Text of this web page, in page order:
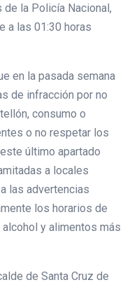
la Policía Nacional,
a las 01:30 horas
en la pasada semana
de infracción por no
consumo o
o no respetar los
último apartado
a locales
las advertencias
los horarios de
y alimentos más
de Santa Cruz de